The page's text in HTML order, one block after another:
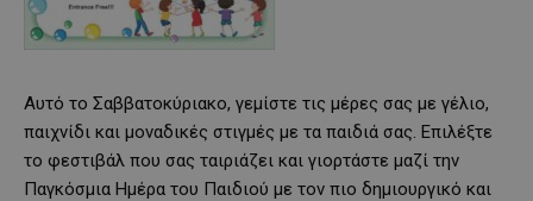
Αυτό το Σαββατοκύριακο, γεμίστε τις μέρες σας με γέλιο,
παιχνίδι και μοναδικές στιγμές με τα παιδιά σας. Επιλέξτε
το φεστιβάλ που σας ταιριάζει και γιορτάστε μαζί την
Παγκόσμια Ημέρα του Παιδιού με τον πιο δημιουργικό και